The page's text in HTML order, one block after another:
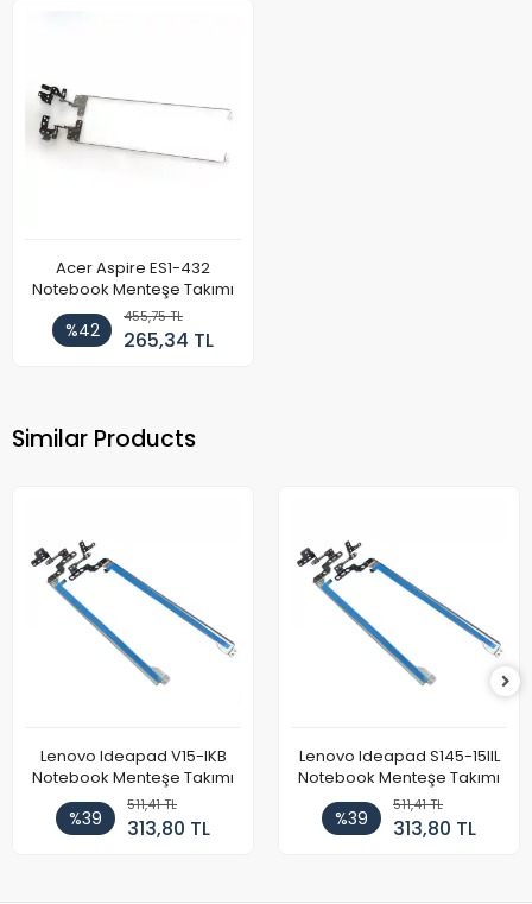
Acer Aspire ES1-432
Notebook Menteşe Takımı
%42
455,75 TL
265,34 TL
Similar Products
Lenovo Ideapad V15-IKB
Notebook Menteşe Takımı
%39
511,41 TL
313,80 TL
Lenovo Ideapad S145-15IIL
Notebook Menteşe Takımı
%39
511,41 TL
313,80 TL